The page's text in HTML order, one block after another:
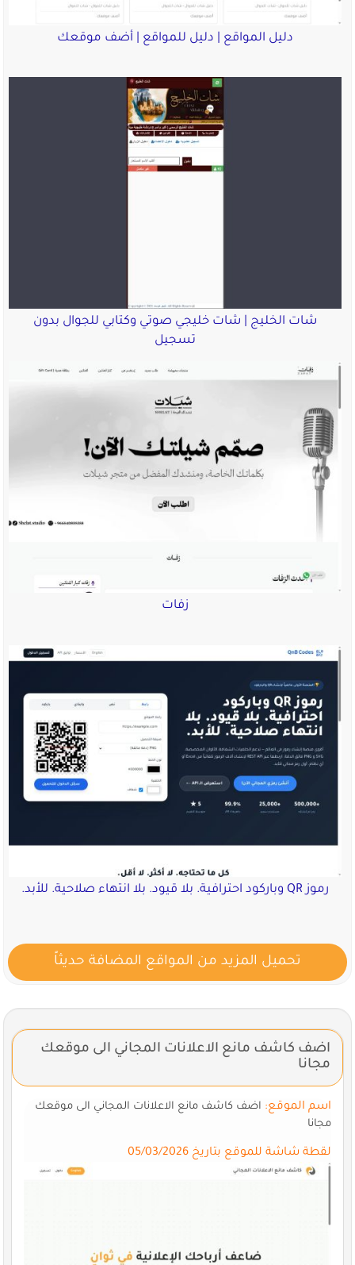
دليل المواقع | دليل للمواقع | أضف موقعك
شات الخليج | شات خليجي صوتي وكتابي للجوال بدون
تسجيل
زفات
رموز QR وباركود احترافية. بلا قيود. بلا انتهاء صلاحية. للأبد.
تحميل المزيد من المواقع المضافة حديثاً
اضف كاشف مانع الاعلانات المجاني الى موقعك
مجانا
اسم الموقع:اضف كاشف مانع الاعلانات المجاني الى موقعك
مجانا
لقطة شاشة للموقع بتاريخ 05/03/2026